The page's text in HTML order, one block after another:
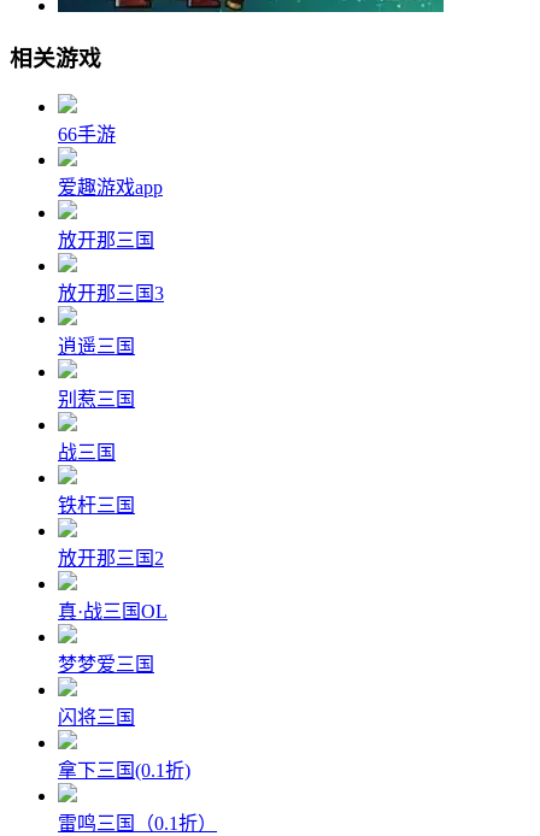
相关游戏
66手游
爱趣游戏app
放开那三国
放开那三国3
逍遥三国
别惹三国
战三国
铁杆三国
放开那三国2
真·战三国OL
梦梦爱三国
闪将三国
拿下三国(0.1折)
雷鸣三国（0.1折）